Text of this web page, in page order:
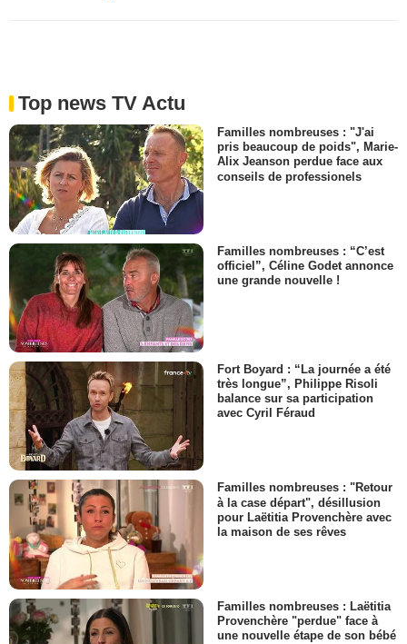
Top news TV Actu
Familles nombreuses : "J'ai
pris beaucoup de poids", Marie-
Alix Jeanson perdue face aux
conseils de professionels
Familles nombreuses : “C’est
officiel”, Céline Godet annonce
une grande nouvelle !
Fort Boyard : “La journée a été
très longue”, Philippe Risoli
balance sur sa participation
avec Cyril Féraud
Familles nombreuses : "Retour
à la case départ", désillusion
pour Laëtitia Provenchère avec
la maison de ses rêves
Familles nombreuses : Laëtitia
Provenchère "perdue" face à
une nouvelle étape de son bébé